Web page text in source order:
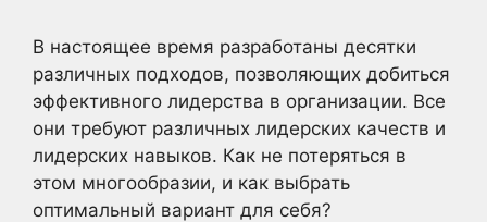
В настоящее время разработаны десятки
различных подходов, позволяющих добиться
эффективного лидерства в организации. Все
они требуют различных лидерских качеств и
лидерских навыков. Как не потеряться в
этом многообразии, и как выбрать
оптимальный вариант для себя?